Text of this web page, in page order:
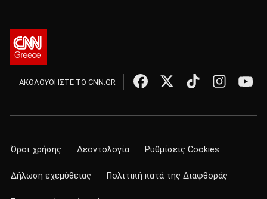
ΑΚΟΛΟΥΘΗΣΤΕ ΤΟ CNN.GR
Όροι χρήσης Δεοντολογία Ρυθμίσεις Cookies
Δήλωση εχεμύθειας Πολιτική κατά της Διαφθοράς